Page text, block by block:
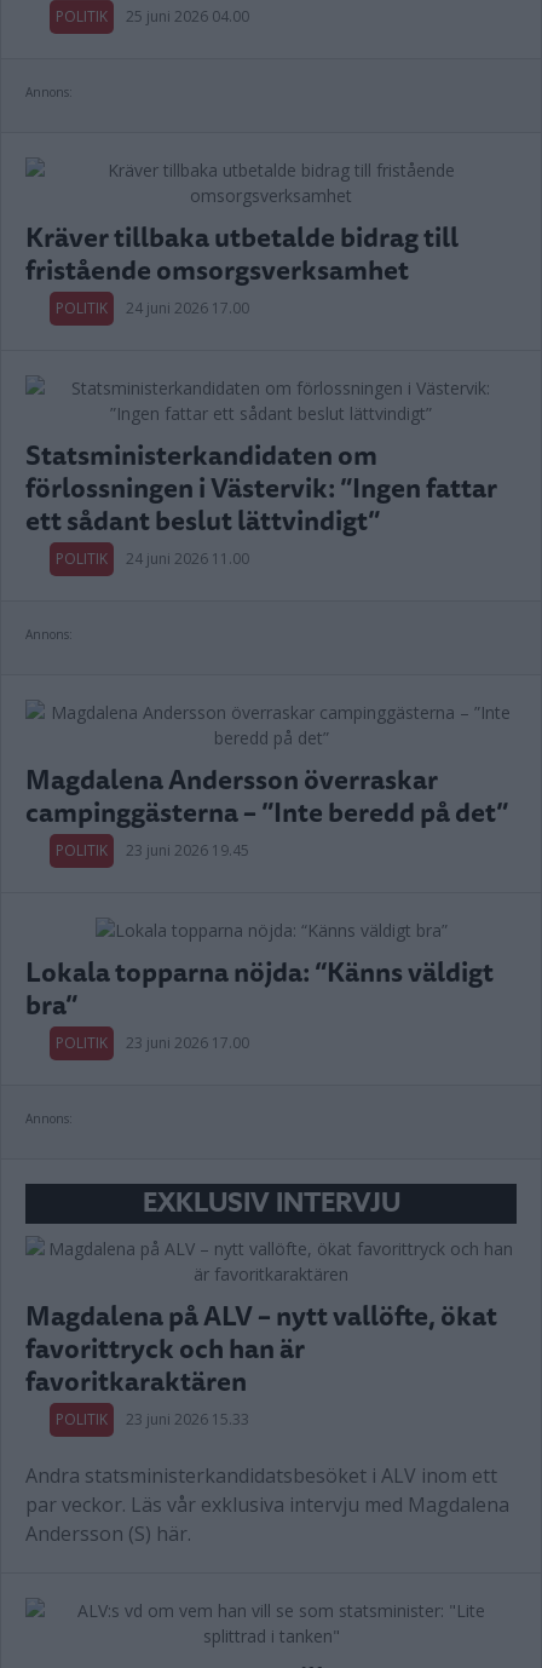
POLITIK 25 juni 2026 04.00
Annons:
Kräver tillbaka utbetalde bidrag till
fristående omsorgsverksamhet
POLITIK 24 juni 2026 17.00
Statsministerkandidaten om
förlossningen i Västervik: ”Ingen fattar
ett sådant beslut lättvindigt”
POLITIK 24 juni 2026 11.00
Annons:
Magdalena Andersson överraskar
campinggästerna – ”Inte beredd på det”
POLITIK 23 juni 2026 19.45
Lokala topparna nöjda: “Känns väldigt
bra”
POLITIK 23 juni 2026 17.00
Annons:
EXKLUSIV INTERVJU
Magdalena på ALV – nytt vallöfte, ökat
favorittryck och han är
favoritkaraktären
POLITIK 23 juni 2026 15.33
Andra statsministerkandidatsbesöket i ALV inom ett
par veckor. Läs vår exklusiva intervju med Magdalena
Andersson (S) här.